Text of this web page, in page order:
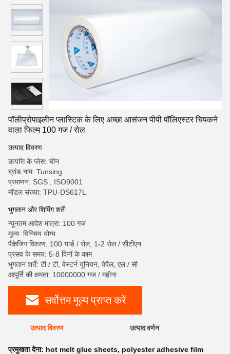
पॉलीप्रोपाइलीन प्लास्टिक के लिए अच्छा आसंजन पीपी पॉलिएस्टर चिपकने
वाला फिल्म 100 गज / रोल
उत्पाद विवरण
उत्पत्ति के प्लेस: चीन
ब्रांड नाम: Tunsing
प्रमाणन: SGS , ISO9001
मॉडल संख्या: TPU-DS617L
भुगतान और शिपिंग शर्तें
न्यूनतम आदेश मात्रा: 100 गज
मूल्य: विनिमय योग्य
पैकेजिंग विवरण: 100 यार्ड / रोल, 1-2 रोल / सीटीएन
प्रसव के समय: 5-8 दिनों के काम
भुगतान शर्तें: टी / टी, वेस्टर्न यूनियन, पेपैल, एल / सी
आपूर्ति की क्षमता: 10000000 गज / महीना
सर्वोत्तम मूल्य प्राप्त करें
उत्पाद विवरण उत्पाद वर्णन
प्रमुखता देना: hot melt glue sheets, polyester adhesive film